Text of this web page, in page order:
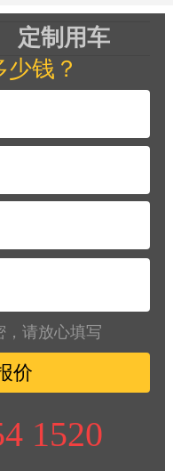
定制用车
钱？
，请放心填写
价
1520